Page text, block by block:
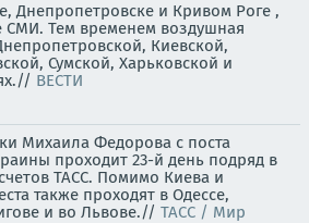
Днепропетровске и Кривом Роге ,
СМИ. Тем временем воздушная
Киевской,
Сумской, Харьковской и
ВЕСТИ
Михаила Федорова с поста
проходит 23-й день подряд в
ТАСС. Помимо Киева и
также проходят в Одессе,
и во Львове.// ТАСС / Мир